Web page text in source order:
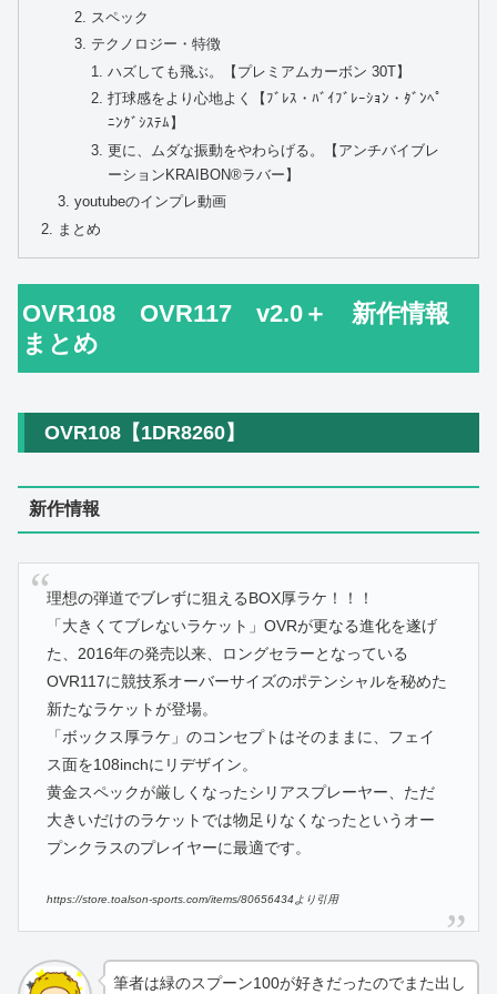
スペック
テクノロジー・特徴
ハズしても飛ぶ。【プレミアムカーボン 30T】
打球感をより心地よく【ﾌﾞﾚｽ・ﾊﾞｲﾌﾞﾚｰｼｮﾝ・ﾀﾞﾝﾍﾟ
ﾆﾝｸﾞｼｽﾃﾑ】
更に、ムダな振動をやわらげる。【アンチバイブレ
ーションKRAIBON®ラバー】
youtubeのインプレ動画
まとめ
OVR108 OVR117 v2.0＋ 新作情報
まとめ
OVR108【1DR8260】
新作情報
理想の弾道でブレずに狙えるBOX厚ラケ！！！
「大きくてブレないラケット」OVRが更なる進化を遂げ
た、2016年の発売以来、ロングセラーとなっている
OVR117に競技系オーバーサイズのポテンシャルを秘めた
新たなラケットが登場。
「ボックス厚ラケ」のコンセプトはそのままに、フェイ
ス面を108inchにリデザイン。
黄金スペックが厳しくなったシリアスプレーヤー、ただ
大きいだけのラケットでは物足りなくなったというオー
プンクラスのプレイヤーに最適です。
https://store.toalson-sports.com/items/80656434より引用
筆者は緑のスプーン100が好きだったのでまた出し